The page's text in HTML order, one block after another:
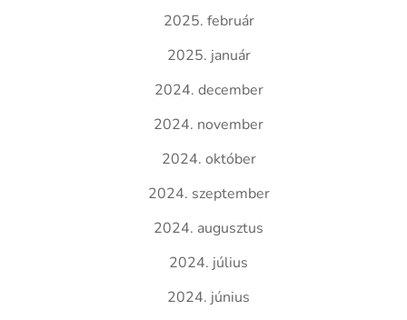
2025. február
2025. január
2024. december
2024. november
2024. október
2024. szeptember
2024. augusztus
2024. július
2024. június